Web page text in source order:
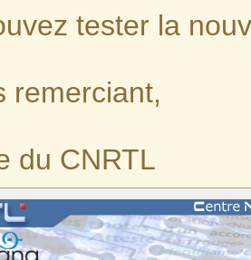
tester la
remerciant,
du CNRTL